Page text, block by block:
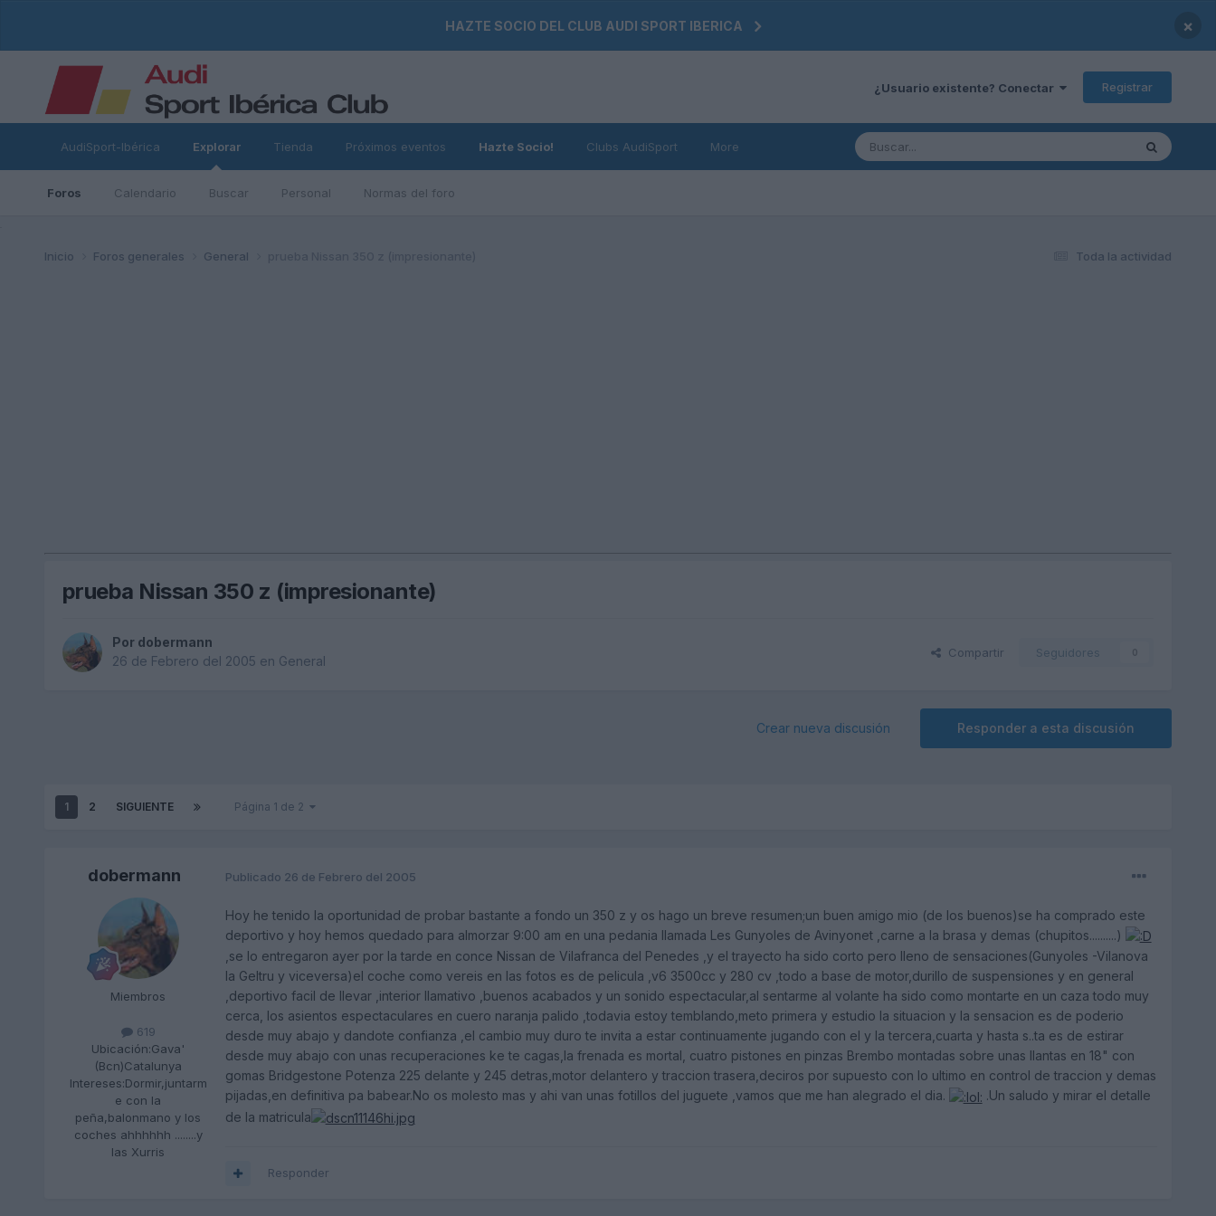
HAZTE SOCIO DEL CLUB AUDI SPORT IBERICA ×
¿Usuario existente? Conectar Registrar
AudiSport-Ibérica Explorar
Foros Calendario Buscar Personal Normas del foro
Tienda Próximos eventos Hazte Socio! Clubs AudiSport More
Toda la actividad
Inicio Foros generales General
prueba Nissan 350 z (impresionante)
Por dobermann
26 de Febrero del 2005 en General
Compartir Seguidores 0
Responder a esta discusión
Crear nueva discusión
1 2 SIGUIENTE Página 1 de 2
dobermann
Miembros
619
Ubicación:Gava'
(Bcn)Catalunya
Intereses:Dormir,juntarm
e con la
peña,balonmano y los
coches ahhhhhh ........y
las Xurris
Publicado 26 de Febrero del 2005
Hoy he tenido la oportunidad de probar bastante a fondo un 350 z y os hago un breve resumen;un buen amigo mio (de los buenos)se ha comprado este
deportivo y hoy hemos quedado para almorzar 9:00 am en una pedania llamada Les Gunyoles de Avinyonet ,carne a la brasa y demas (chupitos..........)
,se lo entregaron ayer por la tarde en conce Nissan de Vilafranca del Penedes ,y el trayecto ha sido corto pero lleno de sensaciones(Gunyoles -Vilanova
la Geltru y viceversa)el coche como vereis en las fotos es de pelicula ,v6 3500cc y 280 cv ,todo a base de motor,durillo de suspensiones y en general
,deportivo facil de llevar ,interior llamativo ,buenos acabados y un sonido espectacular,al sentarme al volante ha sido como montarte en un caza todo muy
cerca, los asientos espectaculares en cuero naranja palido ,todavia estoy temblando,meto primera y estudio la situacion y la sensacion es de poderio
desde muy abajo y dandote confianza ,el cambio muy duro te invita a estar continuamente jugando con el y la tercera,cuarta y hasta s..ta es de estirar
desde muy abajo con unas recuperaciones ke te cagas,la frenada es mortal, cuatro pistones en pinzas Brembo montadas sobre unas llantas en 18" con
gomas Bridgestone Potenza 225 delante y 245 detras,motor delantero y traccion trasera,deciros por supuesto con lo ultimo en control de traccion y demas
pijadas,en definitiva pa babear.No os molesto mas y ahi van unas fotillos del juguete ,vamos que me han alegrado el dia.
.Un saludo y mirar el detalle
de la matricula
Responder